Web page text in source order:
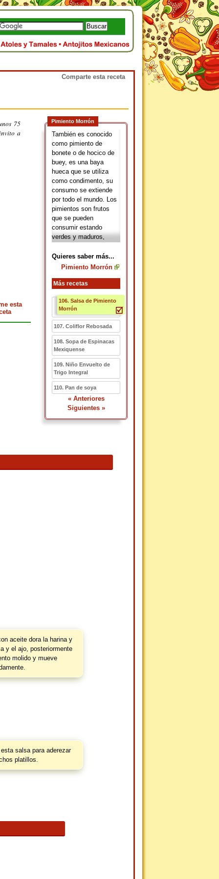
75
a
Pimiento Morrón
También es conocido
como pimiento de
bonete o de hocico de
buey, es una baya
hueca que se utiliza
como condimento, su
consumo se extiende
por todo el mundo. Los
pimientos son frutos
que se pueden
consumir estando
verdes y maduros,
colores, ya sea verdes,
amarillos, naranjas y
más comunes, aunque
blancos y los púrpuras.
Se diferencian por su
estado de maduración,
su sabor y su
composición.
Quieres saber más...
Pimiento Morrón
Más recetas
106. Salsa de Pimiento
Morrón
107. Coliflor Rebosada
108. Sopa de Espinacas
Mexiquense
109. Niño Envuelto de
Trigo Integral
110. Pan de soya
« Anteriores
Siguientes »
esta
aceite dora la harina y
y el ajo, posteriormente
molido y mueve
salsa para aderezar
platillos.
Comparte esta receta